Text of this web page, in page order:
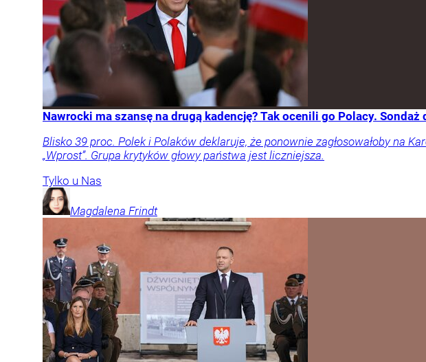
Nawrocki ma szansę na drugą kadencję? Tak ocenili go Polacy. Sondaż
Blisko 39 proc. Polek i Polaków deklaruje, że ponownie zagłosowałoby na
„Wprost”. Grupa krytyków głowy państwa jest liczniejsza.
Tylko u Nas
Magdalena Frindt